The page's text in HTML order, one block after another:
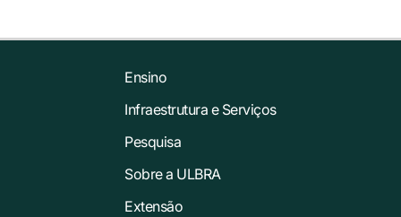
Ensino
Infraestrutura e Serviços
Pesquisa
Sobre a ULBRA
Extensão